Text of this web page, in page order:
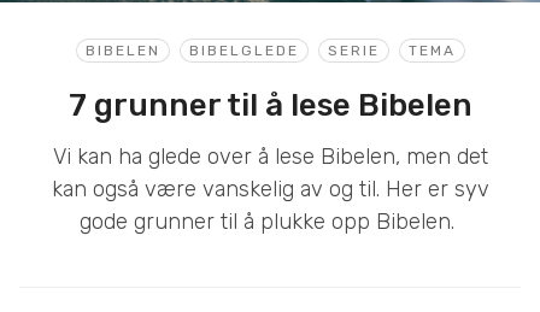
BIBELEN BIBELGLEDE SERIE TEMA
7 grunner til å lese Bibelen
Vi kan ha glede over å lese Bibelen, men det
kan også være vanskelig av og til. Her er syv
gode grunner til å plukke opp Bibelen.